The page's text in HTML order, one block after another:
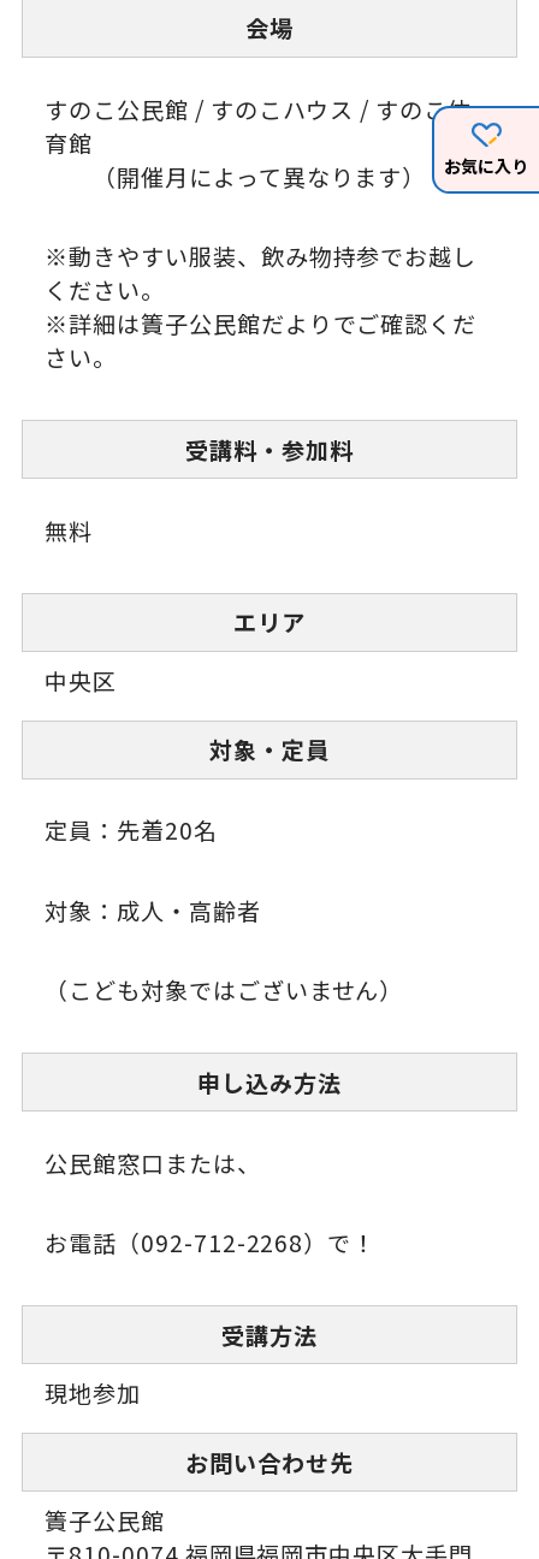
お気に入り
会場
すのこ公民館 / すのこハウス / すのこ体
育館
（開催月によって異なります）
※動きやすい服装、飲み物持参でお越し
ください。
※詳細は簀子公民館だよりでご確認くだ
さい。
受講料・参加料
無料
エリア
中央区
対象・定員
定員：先着20名
対象：成人・高齢者
（こども対象ではございません）
申し込み方法
公民館窓口または、
お電話（092-712-2268）で！
受講方法
現地参加
お問い合わせ先
簀子公民館